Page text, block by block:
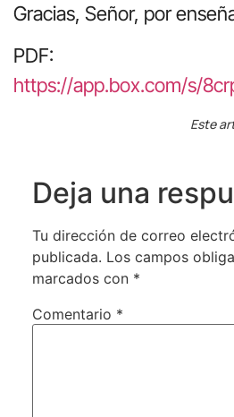
Gracias, Señor, por
PDF:
https://app.box.com/s/
Este
Deja una
Tu dirección de correo
publicada. Los campos
marcados con *
Comentario *